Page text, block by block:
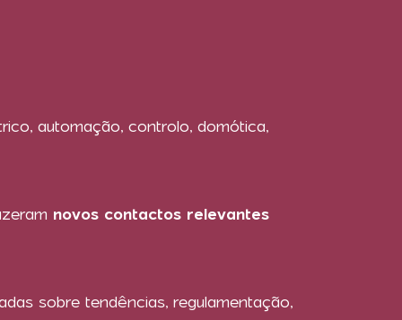
automação, controlo, domótica,
novos contactos relevantes
sobre tendências, regulamentação,